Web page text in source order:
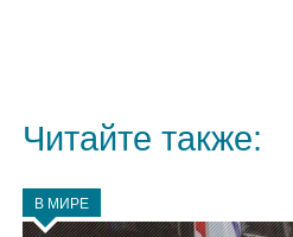
Читайте также:
В МИРЕ